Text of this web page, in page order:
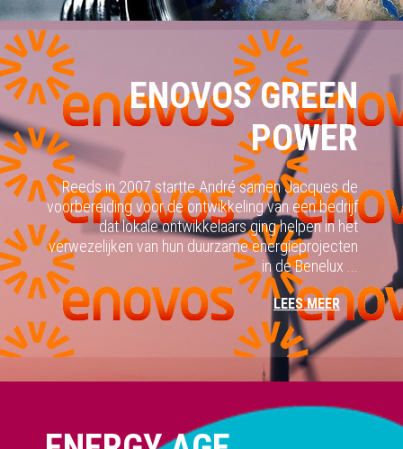
ENOVOS GREEN
POWER
Reeds in 2007 startte André samen Jacques de
voorbereiding voor de ontwikkeling van een bedrijf
dat lokale ontwikkelaars ging helpen in het
verwezelijken van hun duurzame energieprojecten
in de Benelux ...
LEES MEER